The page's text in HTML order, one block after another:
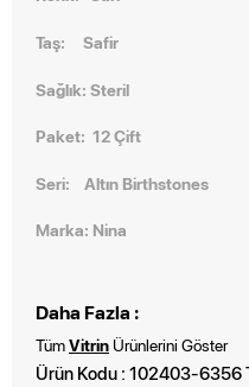
Taş: Safir
Sağlık: Steril
Paket: 12 Çift
Seri: Altın Birthstones
Marka: Nina
Daha Fazla :
TümVitrin Ürünlerini Göster
Ürün Kodu : 102403-6356